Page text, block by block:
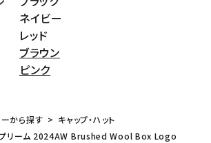
ネイビー
レッド
ブラウン
ピンク
ーから探す
キャップ・ハット
リーム 2024AW Brushed Wool Box Logo